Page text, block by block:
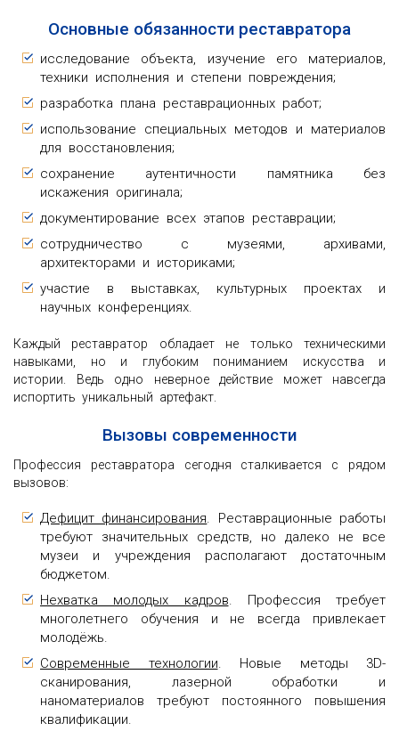
Основные обязанности реставратора
исследование объекта, изучение его материалов,
техники исполнения и степени повреждения;
разработка плана реставрационных работ;
использование специальных методов и материалов
для восстановления;
сохранение аутентичности памятника без
искажения оригинала;
документирование всех этапов реставрации;
сотрудничество с музеями, архивами,
архитекторами и историками;
участие в выставках, культурных проектах и
научных конференциях.
Каждый реставратор обладает не только техническими
навыками, но и глубоким пониманием искусства и
истории. Ведь одно неверное действие может навсегда
испортить уникальный артефакт.
Вызовы современности
Профессия реставратора сегодня сталкивается с рядом
вызовов:
Дефицит финансирования. Реставрационные работы
требуют значительных средств, но далеко не все
музеи и учреждения располагают достаточным
бюджетом.
Нехватка молодых кадров. Профессия требует
многолетнего обучения и не всегда привлекает
молодёжь.
Современные технологии. Новые методы 3D-
сканирования, лазерной обработки и
наноматериалов требуют постоянного повышения
квалификации.